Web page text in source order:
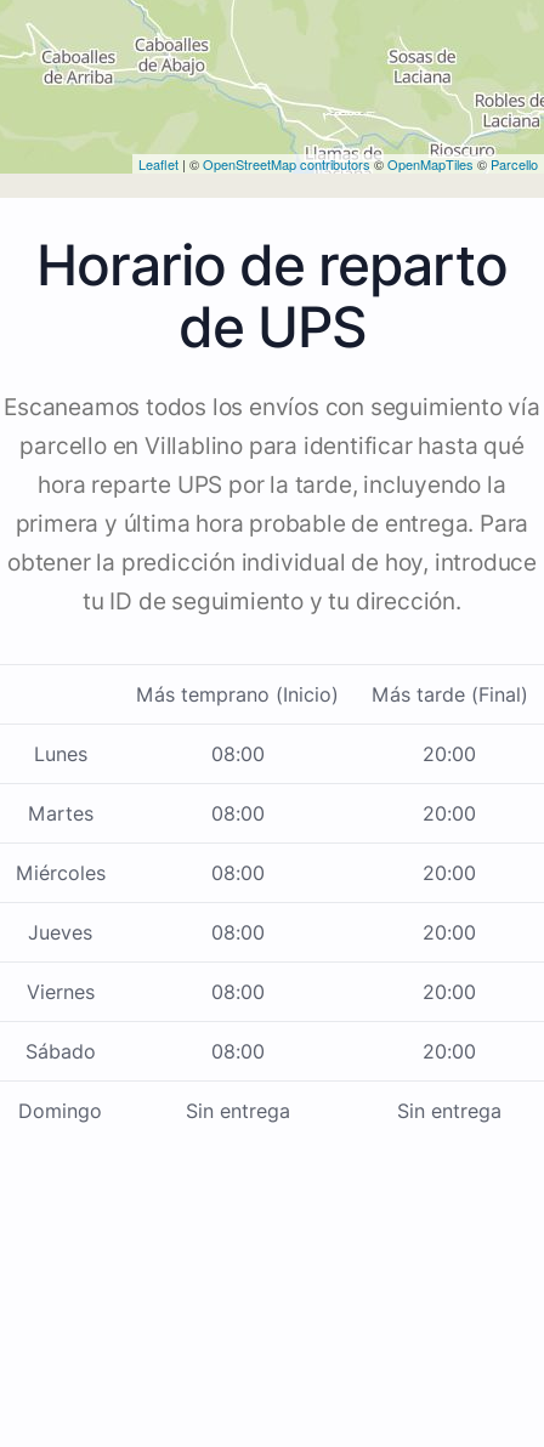
Leaflet | ©OpenStreetMap contributors©OpenMapTiles© Parcello
Horario de reparto
de UPS
Escaneamos todos los envíos con seguimiento vía
parcello en Villablino para identificar hasta qué
hora reparte UPS por la tarde, incluyendo la
primera y última hora probable de entrega. Para
obtener la predicción individual de hoy, introduce
tu ID de seguimiento y tu dirección.
Más temprano (Inicio) Más tarde (Final)
Lunes 08:00 20:00
Martes 08:00 20:00
Miércoles 08:00 20:00
Jueves 08:00 20:00
Viernes 08:00 20:00
Sábado 08:00 20:00
Domingo Sin entrega Sin entrega